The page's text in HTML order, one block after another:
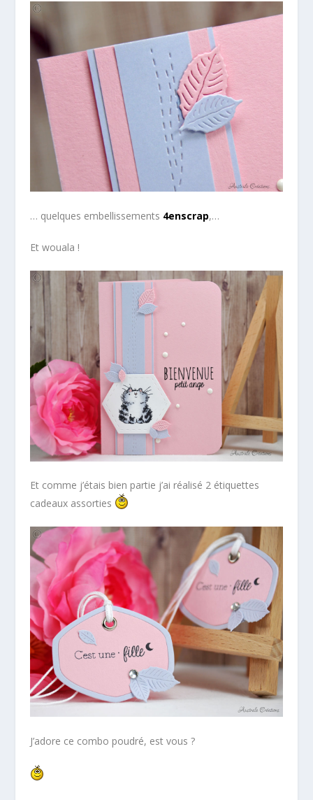
… quelques embellissements 4enscrap,…
Et wouala !
Et comme j’étais bien partie j’ai réalisé 2 étiquettes
cadeaux assorties
J’adore ce combo poudré, est vous ?